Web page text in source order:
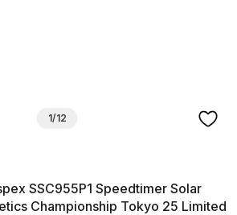
1/12
SSC955P1 Speedtimer Solar
Championship Tokyo 25 Limited